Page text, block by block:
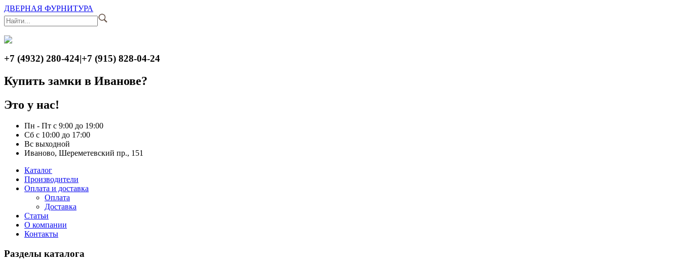
ДВЕРНАЯ ФУРНИТУРА
+7 (4932) 280-424|+7 (915) 828-04-24
Купить замки в Иванове?
Это у нас!
Пн - Пт с 9:00 до 19:00
Сб с 10:00 до 17:00
Вс выходной
Иваново, Шереметевский пр., 151
Каталог
Производители
Оплата и доставка
Оплата
Доставка
Статьи
О компании
Контакты
Разделы каталога